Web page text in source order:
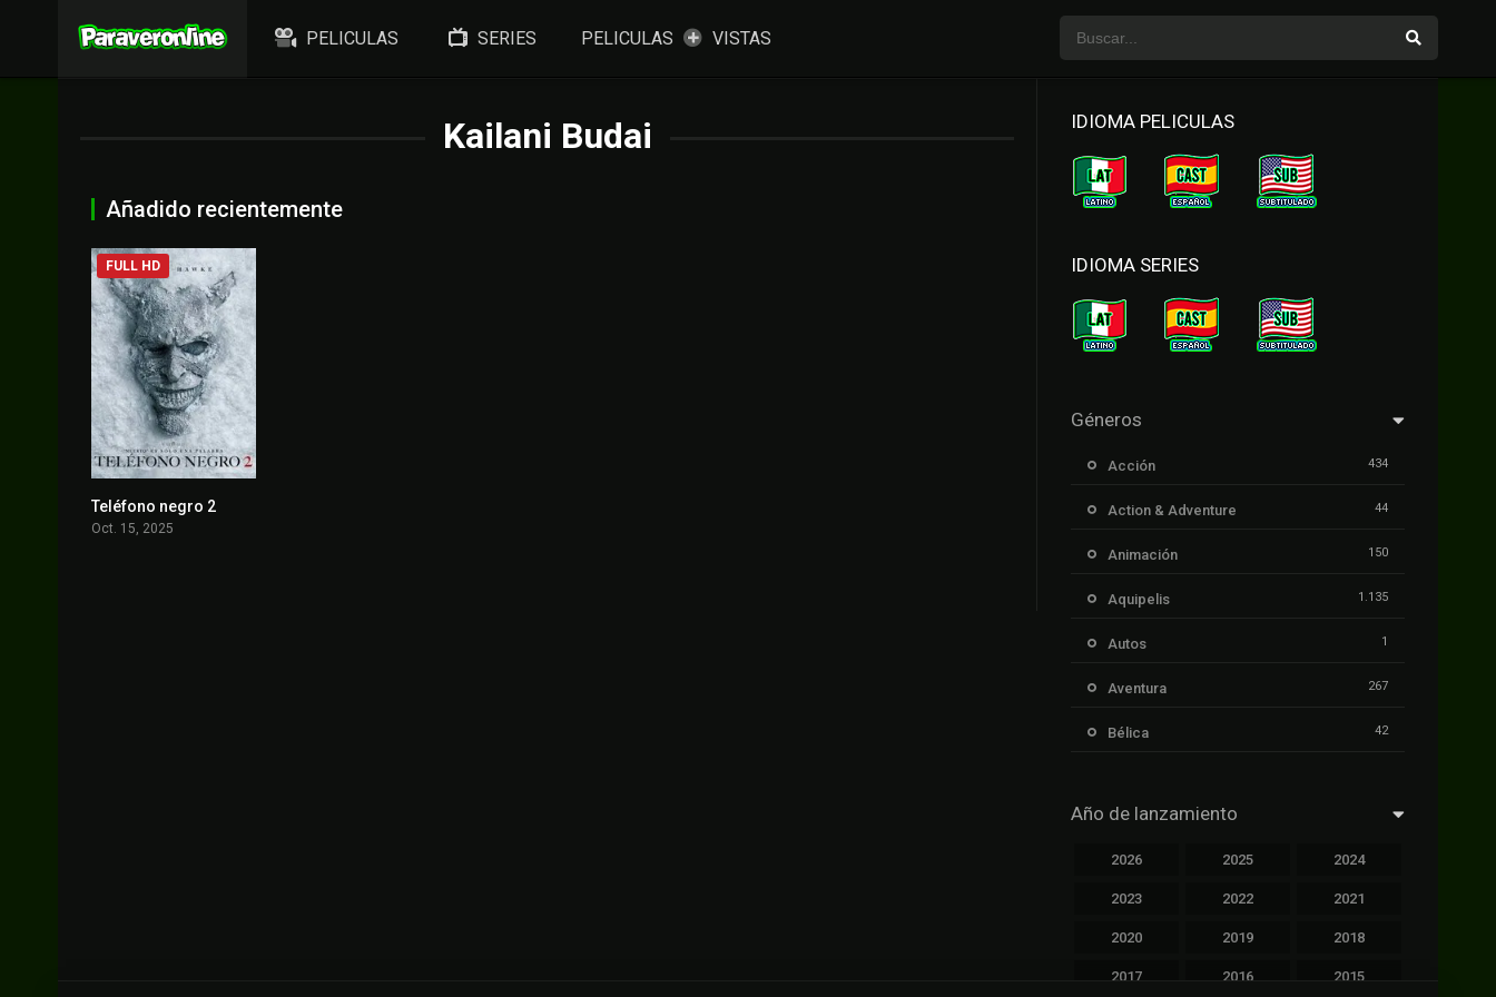
PELICULAS SERIES PELICULAS VISTAS
Kailani Budai
Añadido recientemente
FULL HD
Teléfono negro 2
Oct. 15, 2025
IDIOMA PELICULAS
IDIOMA SERIES
Géneros
Acción 434
Action & Adventure 44
Animación 150
Aquipelis 1.135
Autos 1
Aventura 267
Bélica 42
Cinecalidad
Cinetux 1.139
Año de lanzamiento
2026 2025 2024
2023 2022 2021
2020 2019 2018
2017 2016 2015